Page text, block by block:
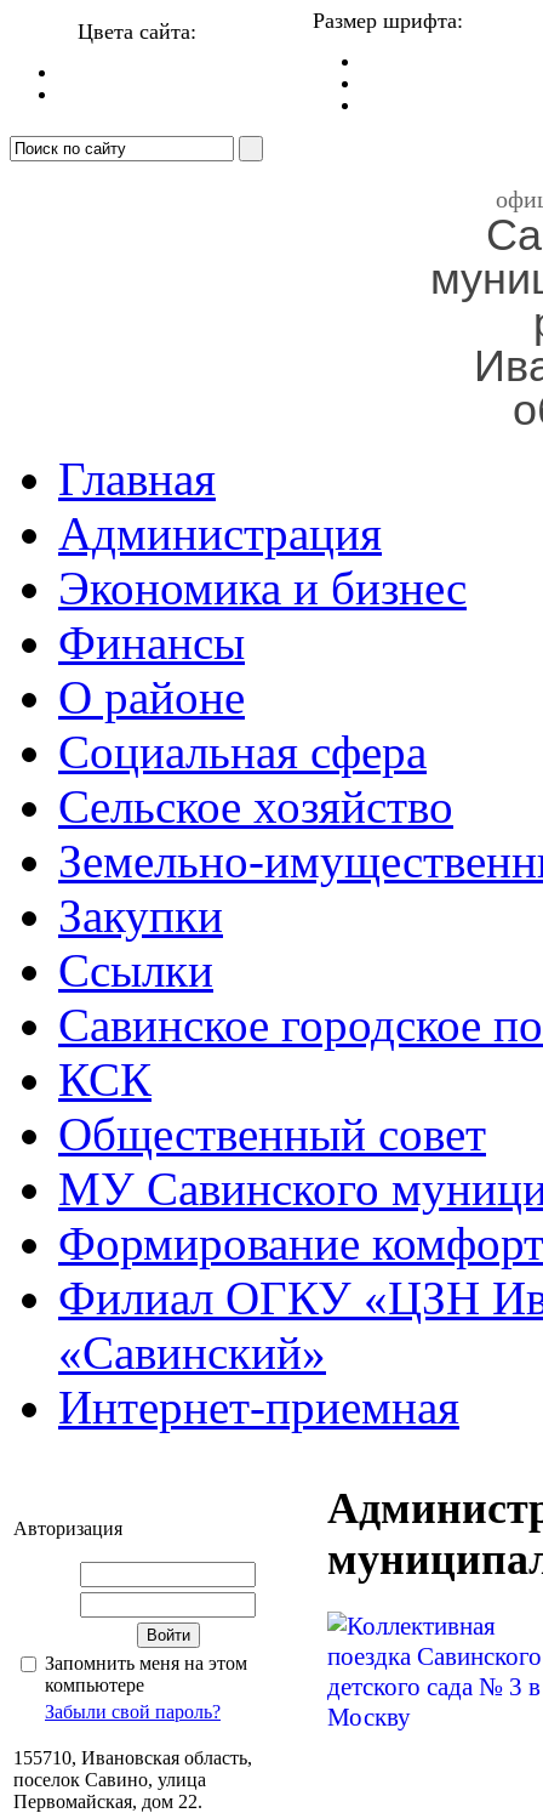
Цвета сайта: Размер шрифта:
Главная
Администрация
Экономика и бизнес
Финансы
О районе
Социальная сфера
Сельское хозяйство
Земельно-
Закупки
Ссылки
Савинское городское
КСК
Общественный совет
МУ Савинского
Формирование
Филиал ОГКУ «ЦЗН
«Савинский»
Интернет-приемная
Авторизация
Запомнить меня на этом
компьютере
Забыли свой пароль?
155710, Ивановская область,
поселок Савино, улица
Первомайская, дом 22.